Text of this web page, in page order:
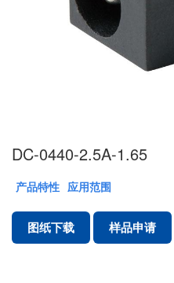
DC-0440-2.5A-1.65
产品特性 应用范围
图纸下载 样品申请